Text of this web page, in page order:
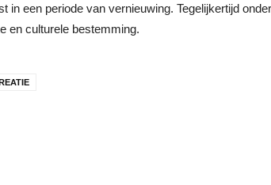
in een periode van vernieuwing. Tegelijkertijd
en culturele bestemming.